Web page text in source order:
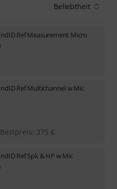
Beliebtheit
Ref Measurement Micro
Ref Multichannel w Mic
: 375 €
Ref Spk & HP w Mic